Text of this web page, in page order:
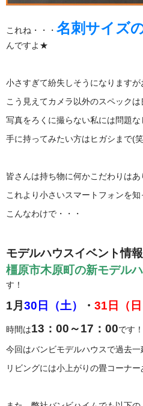
これね・・・ 名刺サイズ
んですよ★
小さすぎて紛失しそうになりますが
こう見えてカメラ以外のスペックは
写真をろくに撮らない私には問題な
手に持ってみたい方はヒガシまで(
皆さんは持ち物に何かこだわりはあ
これより小さいスマートフォンを
こんなわけで・・・
モデルハウスイベント情
橿原市木原町の新モデル
す！
1月 30日（土） ・ 31日（日
時間は13：00～17：00です！
今回はバンビモデルハウスで過去一
リビングには小上がりの畳コーナー